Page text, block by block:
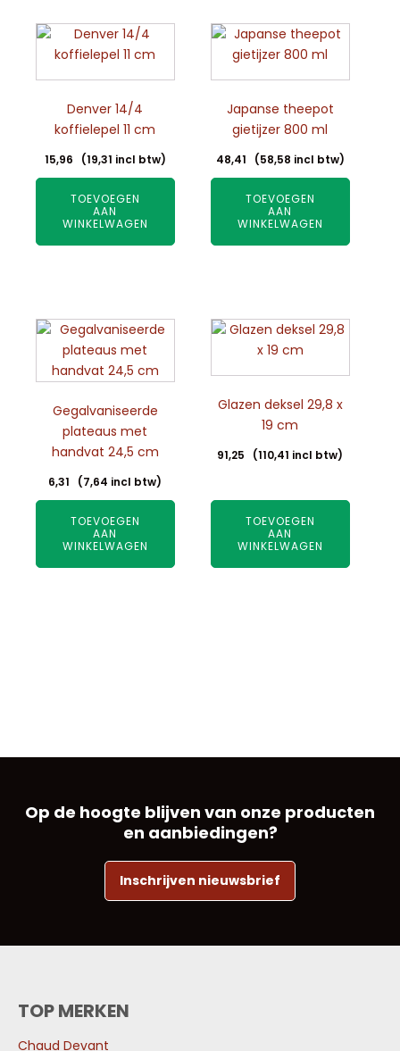
Denver 14/4
koffielepel 11 cm
15,96 (19,31 incl btw)
TOEVOEGEN
AAN
WINKELWAGEN
Japanse theepot
gietijzer 800 ml
48,41 (58,58 incl btw)
TOEVOEGEN
AAN
WINKELWAGEN
Gegalvaniseerde
plateaus met
handvat 24,5 cm
6,31 (7,64 incl btw)
TOEVOEGEN
AAN
WINKELWAGEN
Glazen deksel 29,8 x
19 cm
91,25 (110,41 incl btw)
TOEVOEGEN
AAN
WINKELWAGEN
Op de hoogte blijven van onze producten
en aanbiedingen?
Inschrijven nieuwsbrief
TOP MERKEN
Chaud Devant